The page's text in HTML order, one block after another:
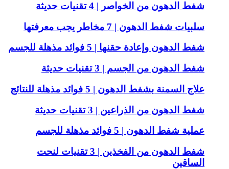
شفط الدهون من الخواصر | 4 تقنيات حديثة
سلبيات شفط الدهون | 7 مخاطر يجب معرفتها
شفط الدهون وإعادة حقنها | 5 فوائد مذهلة للجسم
شفط الدهون من الجسم | 3 تقنيات حديثة
علاج السمنة بشفط الدهون | 5 فوائد مذهلة للنتائج
شفط الدهون من الذراعين | 3 تقنيات حديثة
عملية شفط الدهون | 5 فوائد مذهلة للجسم
شفط الدهون من الفخذين | 3 تقنيات لنحت
الساقين